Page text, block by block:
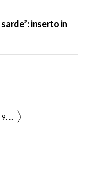
inserto in
9 ...